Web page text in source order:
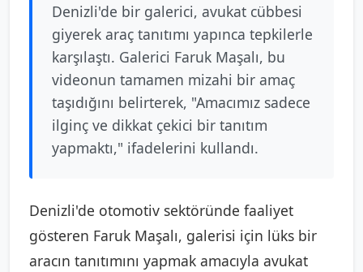
Denizli'de bir galerici, avukat cübbesi
giyerek araç tanıtımı yapınca tepkilerle
karşılaştı. Galerici Faruk Maşalı, bu
videonun tamamen mizahi bir amaç
taşıdığını belirterek, "Amacımız sadece
ilginç ve dikkat çekici bir tanıtım
yapmaktı," ifadelerini kullandı.
Denizli'de otomotiv sektöründe faaliyet
gösteren Faruk Maşalı, galerisi için lüks bir
aracın tanıtımını yapmak amacıyla avukat